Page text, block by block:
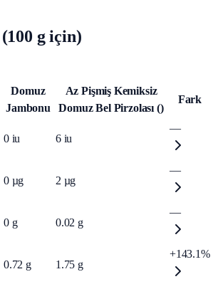
g için)
Domuz
Jambonu
Az Pişmiş Kemiksiz
Domuz Bel Pirzolası ()
Fark
0 iu 6 iu
—
0 µg 2 µg
—
0 g 0.02 g
—
0.72 g 1.75 g
+143.1%